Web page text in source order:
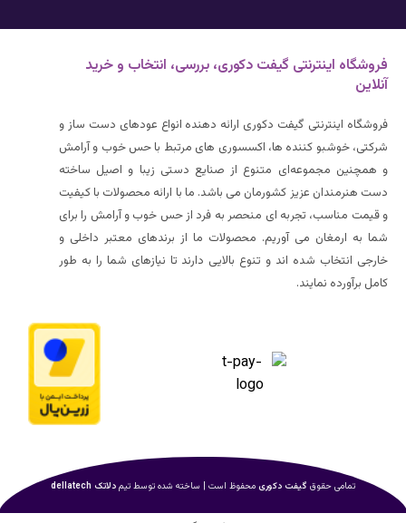
فروشگاه اینترنتی گیفت دکوری، بررسی، انتخاب و خرید
آنلاین
فروشگاه اینترنتی گیفت دکوری ارائه دهنده انواع عودهای دست ساز و
شرکتی، خوشبو کننده ها، اکسسوری های مرتبط با حس خوب و آرامش
و همچنین مجموعه‌ای متنوع از صنایع دستی زیبا و اصیل ساخته
دست هنرمندان عزیز کشورمان می باشد. ما با ارائه محصولات با کیفیت
و قیمت مناسب، تجربه ای منحصر به فرد از حس خوب و آرامش را برای
شما به ارمغان می آوریم. محصولات ما از برندهای معتبر داخلی و
خارجی انتخاب شده اند و تنوع بالایی دارند تا نیازهای شما را به طور
کامل برآورده نمایند.
تمامی حقوق گیفت دکوری محفوظ است | ساخته شده توسط تیم دلاتک dellatech